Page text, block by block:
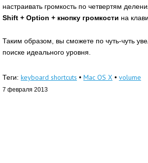
настраивать громкость по четвертям
Shift + Option + кнопку громкости на
Таким образом, вы сможете по чуть-чуть
поиске идеального уровня.
Теги: keyboard shortcuts • Mac OS X • volume
7 февраля 2013